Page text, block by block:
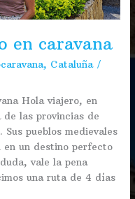
en caravana
, Cataluña/
Hola viajero, en
de las provincias de
pueblos medievales
un destino perfecto
vale la pena
una ruta de 4 días